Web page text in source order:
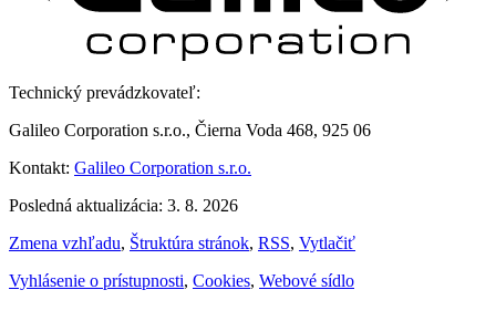
Technický prevádzkovateľ:
Galileo Corporation s.r.o., Čierna Voda 468, 925 06
Kontakt: Galileo Corporation s.r.o.
Posledná aktualizácia: 3. 8. 2026
Zmena vzhľadu, Štruktúra stránok, RSS, Vytlačiť
Vyhlásenie o prístupnosti, Cookies, Webové sídlo